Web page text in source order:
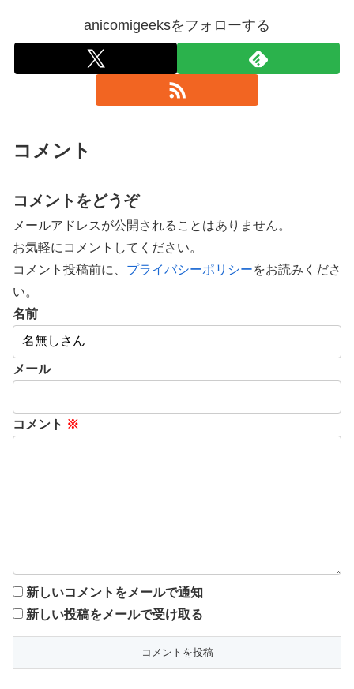
anicomigeeksをフォローする
コメント
コメントをどうぞ
メールアドレスが公開されることはありません。
お気軽にコメントしてください。
コメント投稿前に、 プライバシーポリシーをお読みくださ
い。
名前
メール
コメント ※
新しいコメントをメールで通知
新しい投稿をメールで受け取る